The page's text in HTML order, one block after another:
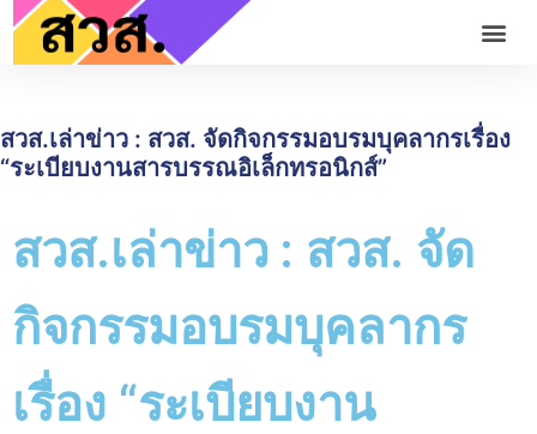
สวส.เล่าข่าว : สวส. จัดกิจกรรมอบรมบุคลากรเรื่อง
“ระเบียบงานสารบรรณอิเล็กทรอนิกส์”
สวส.เล่าข่าว : สวส. จัด
กิจกรรมอบรมบุคลากร
เรื่อง “ระเบียบงาน